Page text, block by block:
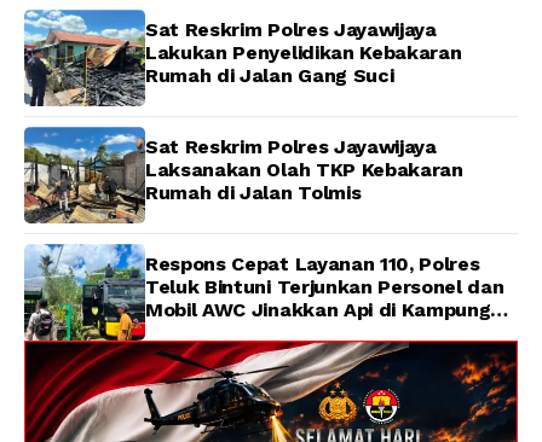
Sat Reskrim Polres Jayawijaya
Lakukan Penyelidikan Kebakaran
Rumah di Jalan Gang Suci
Sat Reskrim Polres Jayawijaya
Laksanakan Olah TKP Kebakaran
Rumah di Jalan Tolmis
Respons Cepat Layanan 110, Polres
Teluk Bintuni Terjunkan Personel dan
Mobil AWC Jinakkan Api di Kampung